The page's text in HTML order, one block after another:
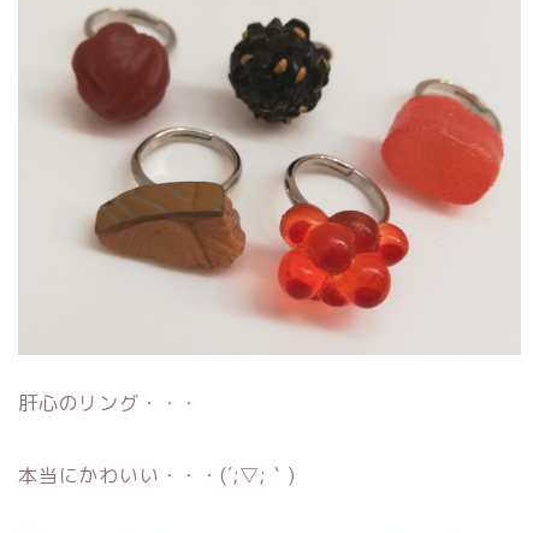
肝心のリング・・・
本当にかわいい・・・(´;▽;｀)